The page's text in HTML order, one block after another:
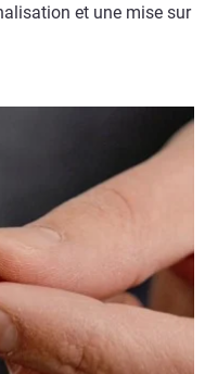
et une mise sur